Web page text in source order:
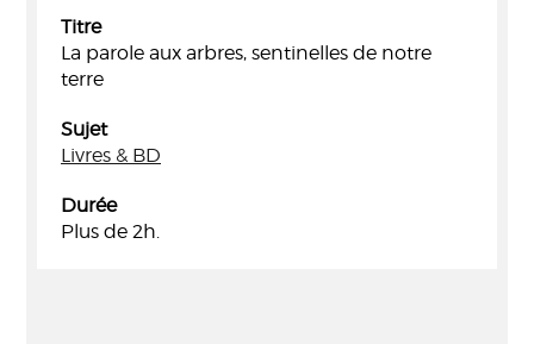
Titre
La parole aux arbres, sentinelles de notre
terre
Sujet
Livres & BD
Durée
Plus de 2h.